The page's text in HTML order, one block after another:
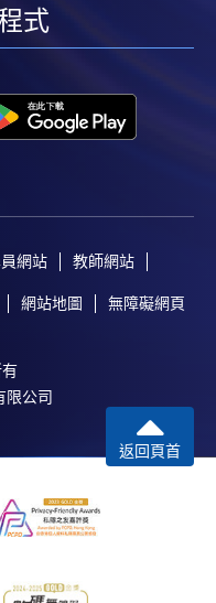
式
網站 教師網站
網站地圖 無障礙網頁
限公司
返回頁首